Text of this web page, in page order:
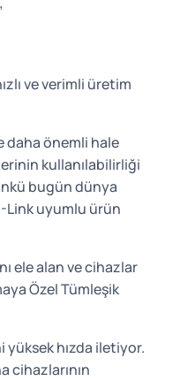
ve verimli üretim
daha önemli hale
kullanılabilirliği
bugün dünya
Link uyumlu ürün
ele alan ve cihazlar
Özel Tümleşik
hızda iletiyor.
cihazlarının